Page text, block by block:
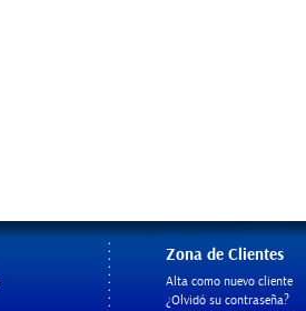
Zona de Clientes
Alta como nuevo cliente
¿Olvidó su contraseña?